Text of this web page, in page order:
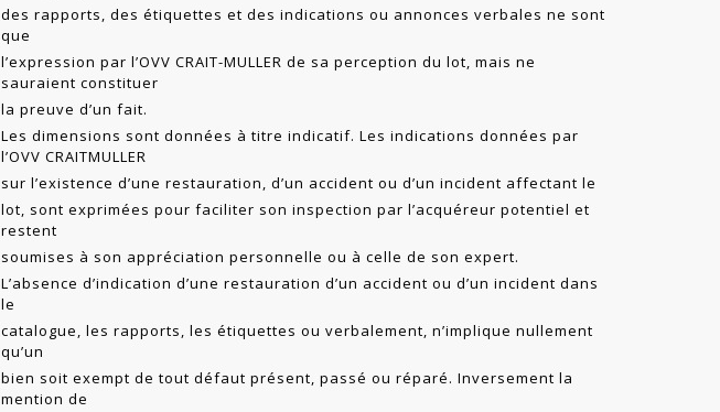
des rapports, des étiquettes et des indications ou annonces verbales ne sont
que
l’expression par l’OVV CRAIT-MULLER de sa perception du lot, mais ne
sauraient constituer
la preuve d’un fait.
Les dimensions sont données à titre indicatif. Les indications données par
l’OVV CRAITMULLER
sur l’existence d’une restauration, d’un accident ou d’un incident affectant le
lot, sont exprimées pour faciliter son inspection par l’acquéreur potentiel et
restent
soumises à son appréciation personnelle ou à celle de son expert.
L’absence d’indication d’une restauration d’un accident ou d’un incident dans
le
catalogue, les rapports, les étiquettes ou verbalement, n’implique nullement
qu’un
bien soit exempt de tout défaut présent, passé ou réparé. Inversement la
mention de